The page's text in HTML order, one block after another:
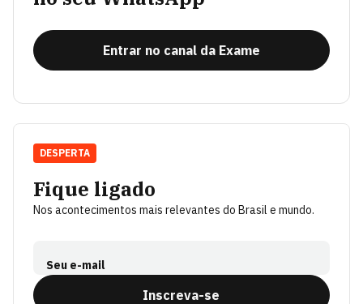
Entrar no canal da Exame
Fique ligado
Nos acontecimentos mais relevantes do Brasil e mundo.
Seu e-mail
Inscreva-se
DESPERTA